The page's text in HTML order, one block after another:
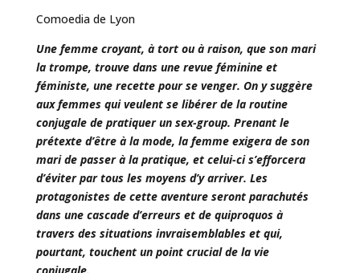
Comoedia de Lyon
Une femme croyant, à tort ou à raison, que son mari
la trompe, trouve dans une revue féminine et
féministe, une recette pour se venger. On y suggère
aux femmes qui veulent se libérer de la routine
conjugale de pratiquer un sex-group. Prenant le
prétexte d’être à la mode, la femme exigera de son
mari de passer à la pratique, et celui-ci s’efforcera
d’éviter par tous les moyens d’y arriver. Les
protagonistes de cette aventure seront parachutés
dans une cascade d’erreurs et de quiproquos à
travers des situations invraisemblables et qui,
pourtant, touchent un point crucial de la vie